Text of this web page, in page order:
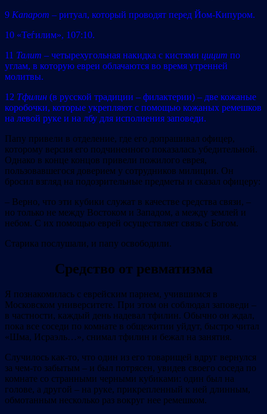
9 Капарот – ритуал, который проводят перед Йом‐Кипуром.
10 «Теѓилим», 107:10.
11 Талит – четырехугольная накидка с кистями цицит по
углам, в которую евреи облачаются во время утренней
молитвы.
12 Тфилин (в русской традиции – филактерии) – две кожаные
коробочки, которые укрепляют с помощью кожаных ремешков
на левой руке и на лбу для исполнения заповеди.
Папу привели в отделение, где его допрашивал офицер,
которому версия его подчиненного показалась убедительной.
Однако в конце концов привели пожилого еврея,
пользовавшегося доверием у сотрудников милиции. Он
бросил взгляд на подозрительные предметы и сказал офицеру:
– Верно, что эти кубики служат в качестве средства связи, –
но только не между Востоком и Западом, а между землей и
небом. С их помощью еврей осуществляет связь с Богом.
Старика послушали, и папу освободили.
Средство от ревматизма
Я познакомилась с еврейским парнем, учившимся в
Московском университете. При этом он соблюдал заповеди –
в частности, каждый день надевал тфилин. Обычно он ждал,
пока все соседи по комнате в общежитии уйдут, быстро читал
«Шма, Исраэль…», снимал тфилин и бежал на занятия.
Случилось как‐то, что один из его товарищей вдруг вернулся
за чем‐то забытым – и был потрясен, увидев своего соседа по
комнате со странными черными кубиками: один был на
голове, а другой – на руке, прикрепленный к ней длинным,
обмотанным несколько раз вокруг нее ремешком.